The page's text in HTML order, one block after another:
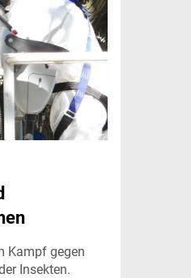
Kampf gegen
Insekten.